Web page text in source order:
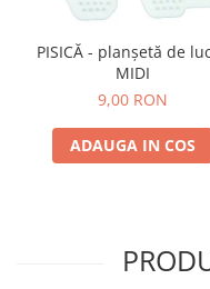
PISICĂ - planșetă de
MIDI
9,00 RON
ADAUGA IN COS